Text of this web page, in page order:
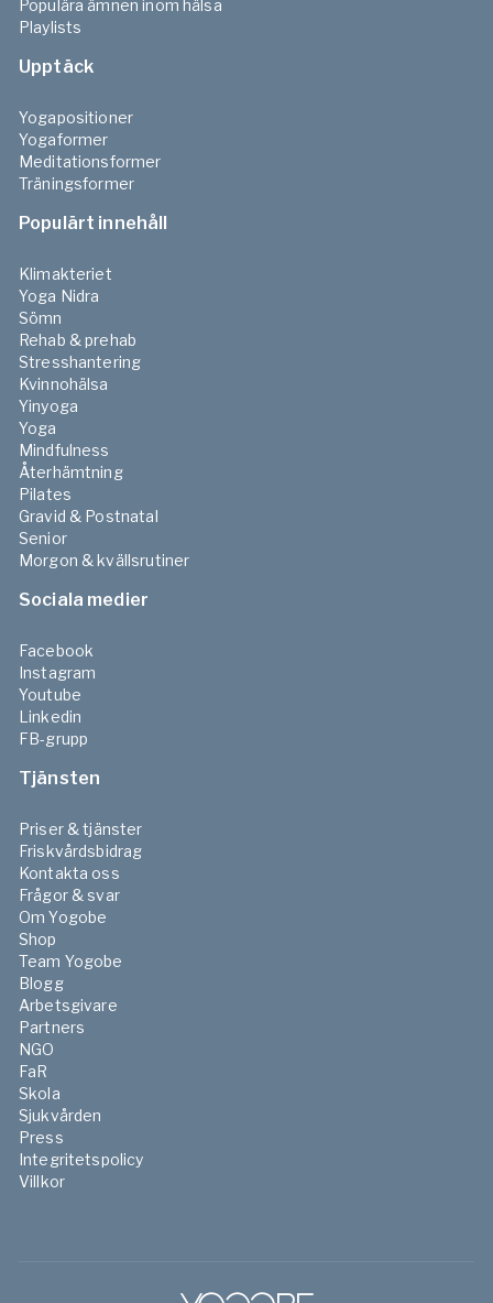
Populära ämnen inom hälsa
Playlists
Upptäck
Yogapositioner
Yogaformer
Meditationsformer
Träningsformer
Populärt innehåll
Klimakteriet
Yoga Nidra
Sömn
Rehab & prehab
Stresshantering
Kvinnohälsa
Yinyoga
Yoga
Mindfulness
Återhämtning
Pilates
Gravid & Postnatal
Senior
Morgon & kvällsrutiner
Sociala medier
Facebook
Instagram
Youtube
Linkedin
FB-grupp
Tjänsten
Priser & tjänster
Friskvårdsbidrag
Kontakta oss
Frågor & svar
Om Yogobe
Shop
Team Yogobe
Blogg
Arbetsgivare
Partners
NGO
FaR
Skola
Sjukvården
Press
Integritetspolicy
Villkor